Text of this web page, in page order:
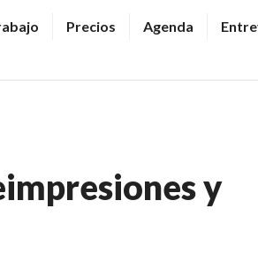
Precios Agenda
y